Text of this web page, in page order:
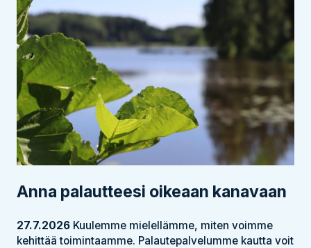
Anna palautteesi oikeaan kanavaan
27.7.2026 Kuulemme mielellämme, miten voimme
kehittää toimintaamme. Palautepalvelumme kautta voit